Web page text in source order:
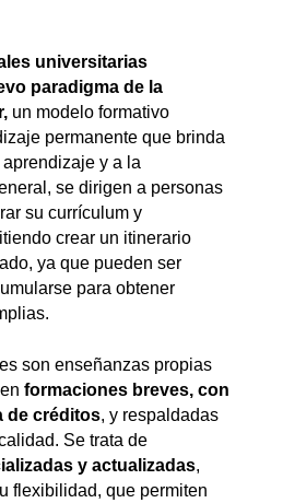
universitarias
paradigma de la
un modelo formativo
permanente que brinda
y a la
se dirigen a personas
su currículum y
crear un itinerario
ya que pueden ser
para obtener
son enseñanzas propias
formaciones breves, con
de créditos, y respaldadas
Se trata de
y actualizadas,
flexibilidad, que permiten